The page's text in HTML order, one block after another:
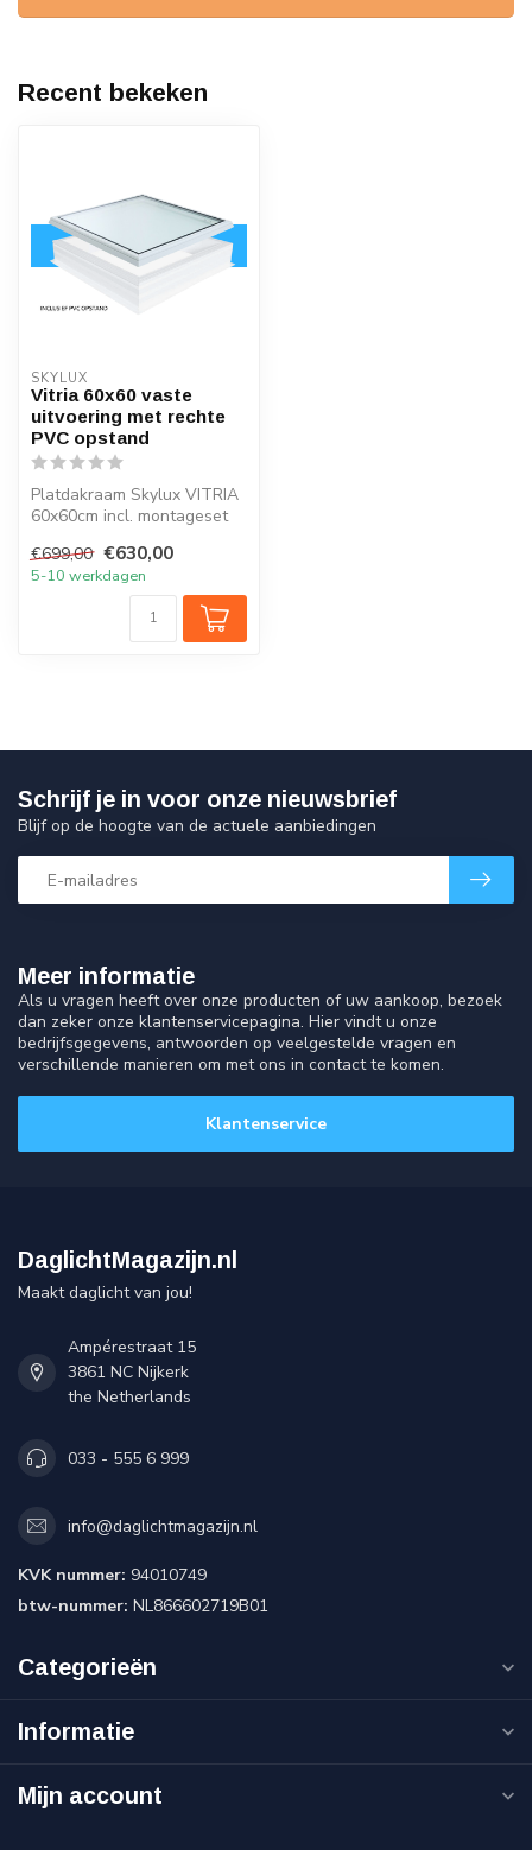
Recent bekeken
SKYLUX
Vitria 60x60 vaste
uitvoering met rechte
PVC opstand
Platdakraam Skylux VITRIA
60x60cm incl. montageset
20/0...
€699,00 €630,00
5-10 werkdagen
Meer informatie
Als u vragen heeft over onze producten of uw aankoop, bezoek
dan zeker onze klantenservicepagina. Hier vindt u onze
bedrijfsgegevens, antwoorden op veelgestelde vragen en
verschillende manieren om met ons in contact te komen.
Klantenservice
Schrijf je in voor onze nieuwsbrief
Blijf op de hoogte van de actuele aanbiedingen
DaglichtMagazijn.nl
Maakt daglicht van jou!
Ampérestraat 15
3861 NC Nijkerk
the Netherlands
033 - 555 6 999
info@daglichtmagazijn.nl
KVK nummer: 94010749
btw-nummer: NL866602719B01
Categorieën
Informatie
Mijn account